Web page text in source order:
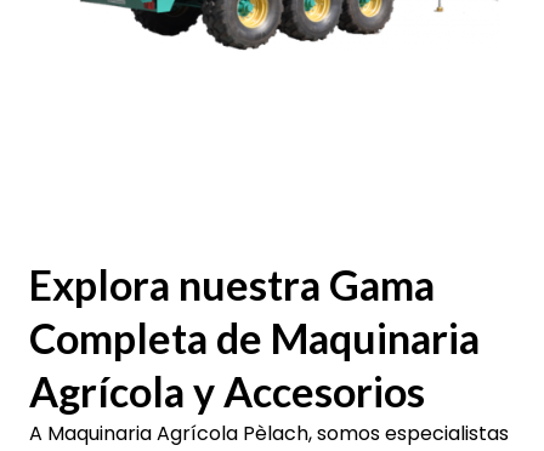
Explora nuestra Gama
Completa de Maquinaria
Agrícola y Accesorios
A Maquinaria Agrícola Pèlach, somos especialistas